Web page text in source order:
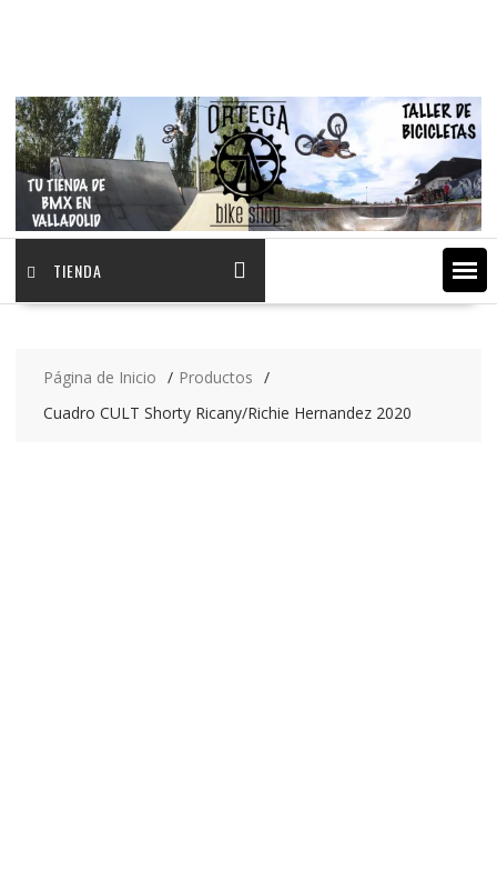
TIENDA
Página de Inicio
Productos
Cuadro CULT Shorty Ricany/Richie Hernandez 2020